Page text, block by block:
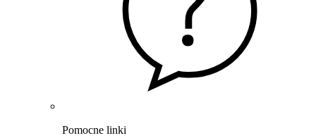
Pomocne linki